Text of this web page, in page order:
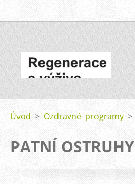
Úvod > Ozdravné programy >
PATNÍ OSTRUHY